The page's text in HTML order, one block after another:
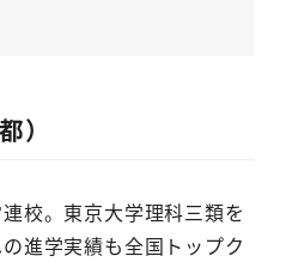
）
校。東京大学理科三類を
進学実績も全国トップク